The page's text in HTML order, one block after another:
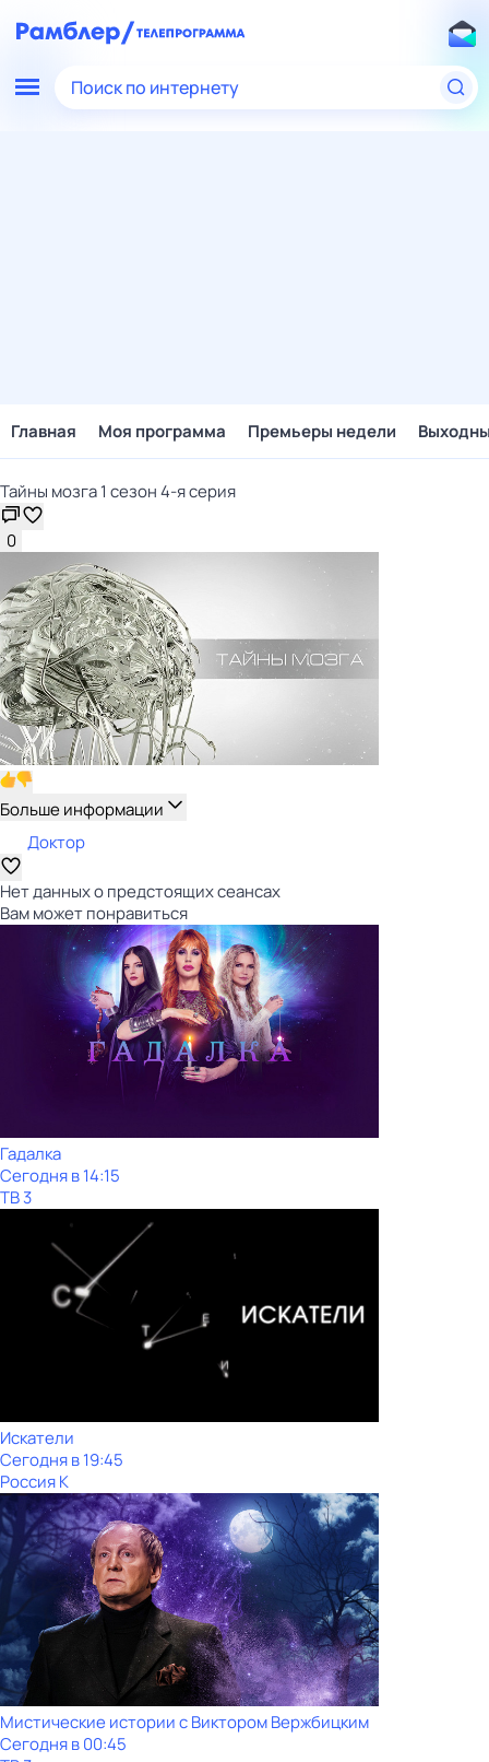
Поиск по интернету
Главная Моя программа Премьеры недели
Тайны мозга 1 сезон 4-я серия
0
Больше информации
Доктор
Нет данных о предстоящих сеансах
Вам может понравиться
Гадалка
Сегодня в 14:15
ТВ 3
Искатели
Сегодня в 19:45
Россия К
Мистические истории с Виктoром Bержбицким
Сегодня в 00:45